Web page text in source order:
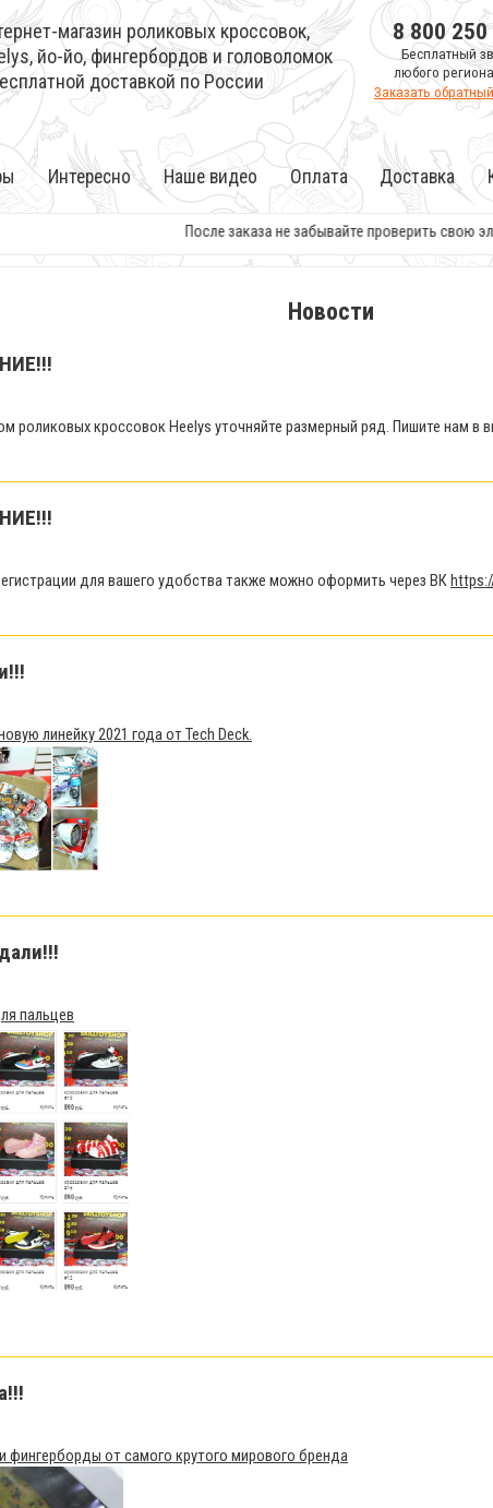
магазин роликовых кроссовок,
йо-йо, фингербордов и головоломок
доставкой по России
8 800 250
Бесплатный
любого
Заказать
Интересно Наше видео Оплата Доставка
После заказа не забывайте проверить свою
Новости
роликовых кроссовок Heelys уточняйте размерный ряд. Пишите нам в
для вашего удобства также можно оформить через ВК
линейку 2021 года от Tech Deck.
пальцев
фингерборды от самого крутого мирового бренда